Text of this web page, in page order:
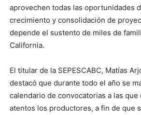
aprovechen todas las oportunidades
crecimiento y consolidación de
depende el sustento de miles de
California.
El titular de la SEPESCABC, Matías
destacó que durante todo el año se
calendario de convocatorias a las que
atentos los productores, a fin de que